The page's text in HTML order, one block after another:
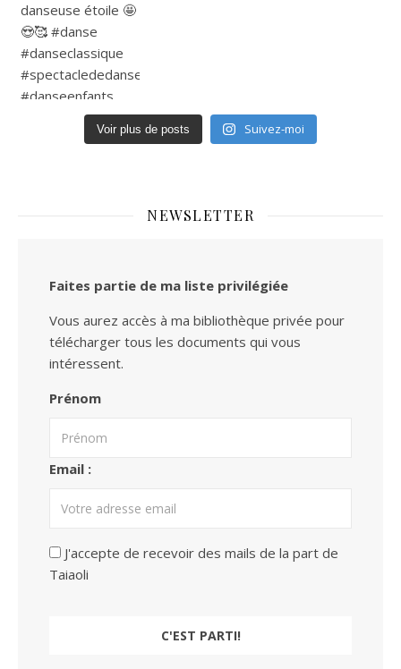
Voir plus de posts Suivez-moi
NEWSLETTER
Faites partie de ma liste privilégiée
Vous aurez accès à ma bibliothèque privée pour
télécharger tous les documents qui vous
intéressent.
Prénom
Email :
J'accepte de recevoir des mails de la part de
Taiaoli